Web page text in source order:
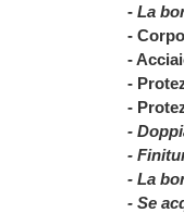
- La
-
-
-
-
-
-
- La
- Se